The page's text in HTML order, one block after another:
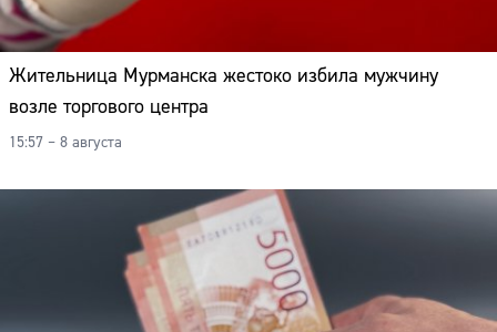
Жительница Мурманска жестоко избила мужчину
возле торгового центра
15:57 – 8 августа